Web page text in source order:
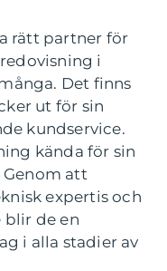
rätt partner för
i
Det finns
ut för sin
kundservice.
kända för sin
att
expertis och
blir de en
i alla stadier av